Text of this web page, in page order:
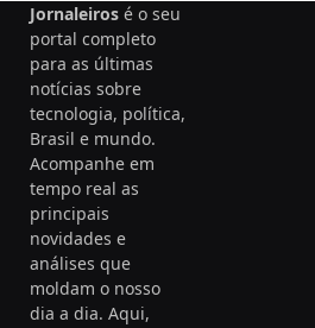
Jornaleiros é o seu
portal completo
para as últimas
notícias sobre
tecnologia, política,
Brasil e mundo.
Acompanhe em
tempo real as
principais
novidades e
análises que
moldam o nosso
dia a dia. Aqui,